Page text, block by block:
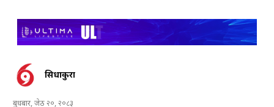
सिधाकुरा
बुधबार, जेठ २०, २०८३